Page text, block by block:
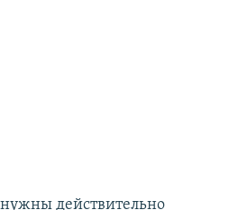
действительно